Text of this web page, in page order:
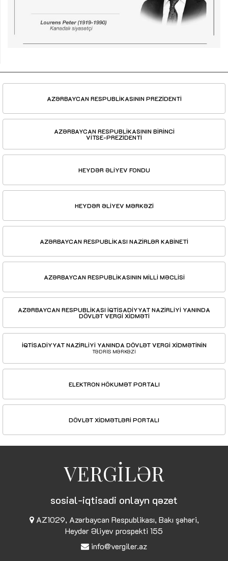
AZƏRBAYCAN RESPUBLİKASININ PREZİDENTİ
AZƏRBAYCAN RESPUBLİKASININ BİRİNCİ
VİTSE-PREZİDENTİ
HEYDƏR ƏLİYEV FONDU
HEYDƏR ƏLİYEV MƏRKƏZİ
AZƏRBAYCAN RESPUBLİKASI NAZİRLƏR KABİNETİ
AZƏRBAYCAN RESPUBLİKASININ MİLLİ MƏCLİSİ
AZƏRBAYCAN RESPUBLİKASI İQTİSADİYYAT NAZİRLİYİ YANINDA
DÖVLƏT VERGİ XİDMƏTİ
İQTİSADİYYAT NAZİRLİYİ YANINDA DÖVLƏT VERGİ XİDMƏTİNİN
TƏDRİS MƏRKƏZİ
ELEKTRON HÖKUMƏT PORTALI
DÖVLƏT XİDMƏTLƏRİ PORTALI
VERGİLƏR
sosial-iqtisadi onlayn qəzet
AZ1029, Azərbaycan Respublikası, Bakı şəhəri,
Heydər Əliyev prospekti 155
info@vergiler.az